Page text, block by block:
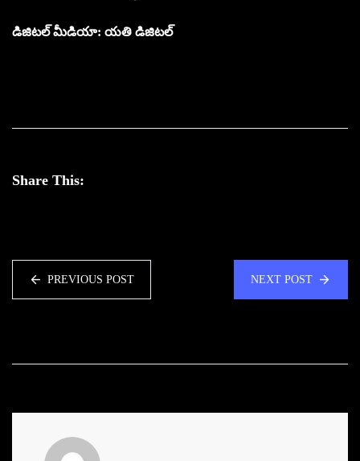
డిజిటల్ మీడియా: యతి డిజిటల్
Share This:
PREVIOUS POST NEXT POST